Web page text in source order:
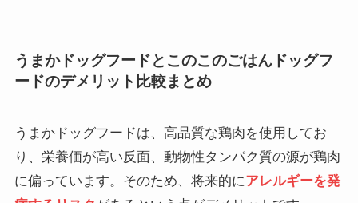
うまかドッグフードとこのこのごはんドッグフ
ードのデメリット比較まとめ
うまかドッグフードは、高品質な鶏肉を使用してお
り、栄養価が高い反面、動物性タンパク質の源が鶏肉
に偏っています。そのため、将来的にアレルギーを発